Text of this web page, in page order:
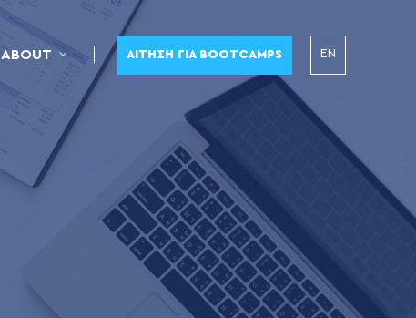
ABOUT ΑΊΤΗΣΗ ΓΙΑ BOOTCAMPS EN